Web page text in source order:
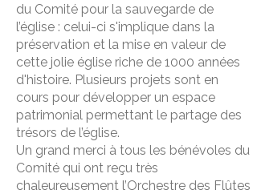
du Comité pour la sauvegarde de
l’église : celui-ci s'implique dans la
préservation et la mise en valeur de
cette jolie église riche de 1000 années
d'histoire. Plusieurs projets sont en
cours pour développer un espace
patrimonial permettant le partage des
trésors de l’église.
Un grand merci à tous les bénévoles du
Comité qui ont reçu très
chaleureusement l’Orchestre des Flûtes